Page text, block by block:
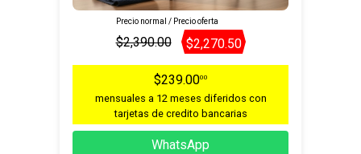
Precio normal / Precio oferta
$2,390.00 $2,270.50
$239.0000
mensuales a 12 meses diferidos con
tarjetas de credito bancarias
WhatsApp